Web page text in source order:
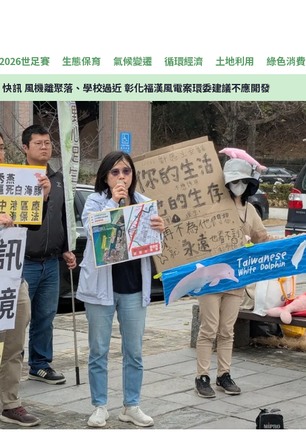
世足賽 生態保育 氣候變遷 循環經濟 土地利用 綠色消費
快訊風機離聚落、學校過近 彰化福漢風電案環委建議不應開發